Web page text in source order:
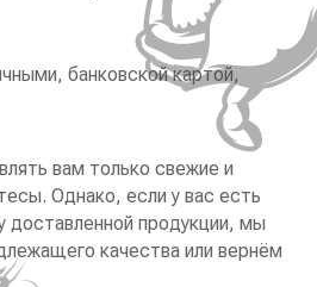
банковской картой,
вам только свежие и
Однако, если у вас есть
доставленной продукции, мы
качества или вернём